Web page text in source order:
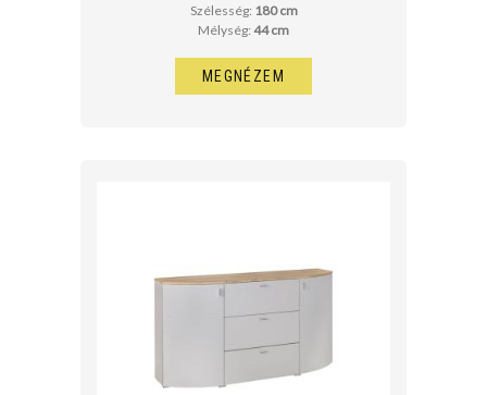
Szélesség: 180 cm
Mélység: 44 cm
MEGNÉZEM